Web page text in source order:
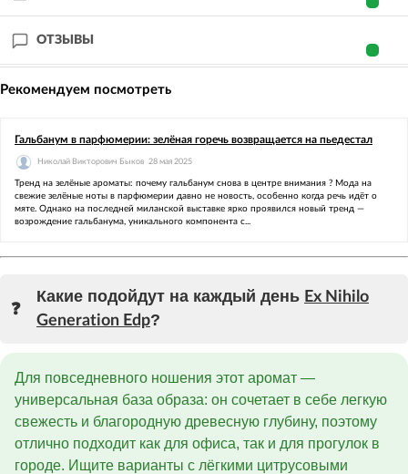
ОТЗЫВЫ
Рекомендуем посмотреть
Гальбанум в парфюмерии: зелёная горечь возвращается на пьедестал
Николай Викторович Быков 28 мая 2025
Тренд на зелёные ароматы: почему гальбанум снова в центре внимания ? Мода на
свежие зелёные ноты в парфюмерии давно не новость, особенно когда речь идёт о
мяте. Однако на последней миланской выставке ярко проявился новый тренд —
возрождение гальбанума, уникального компонента с...
Какие подойдут на каждый день Ex Nihilo
Generation Edp?
Для повседневного ношения этот аромат —
универсальная база образа: он сочетает в себе легкую
свежесть и благородную древесную глубину, поэтому
отлично подходит как для офиса, так и для прогулок в
городе. Ищите варианты с лёгкими цитрусовыми